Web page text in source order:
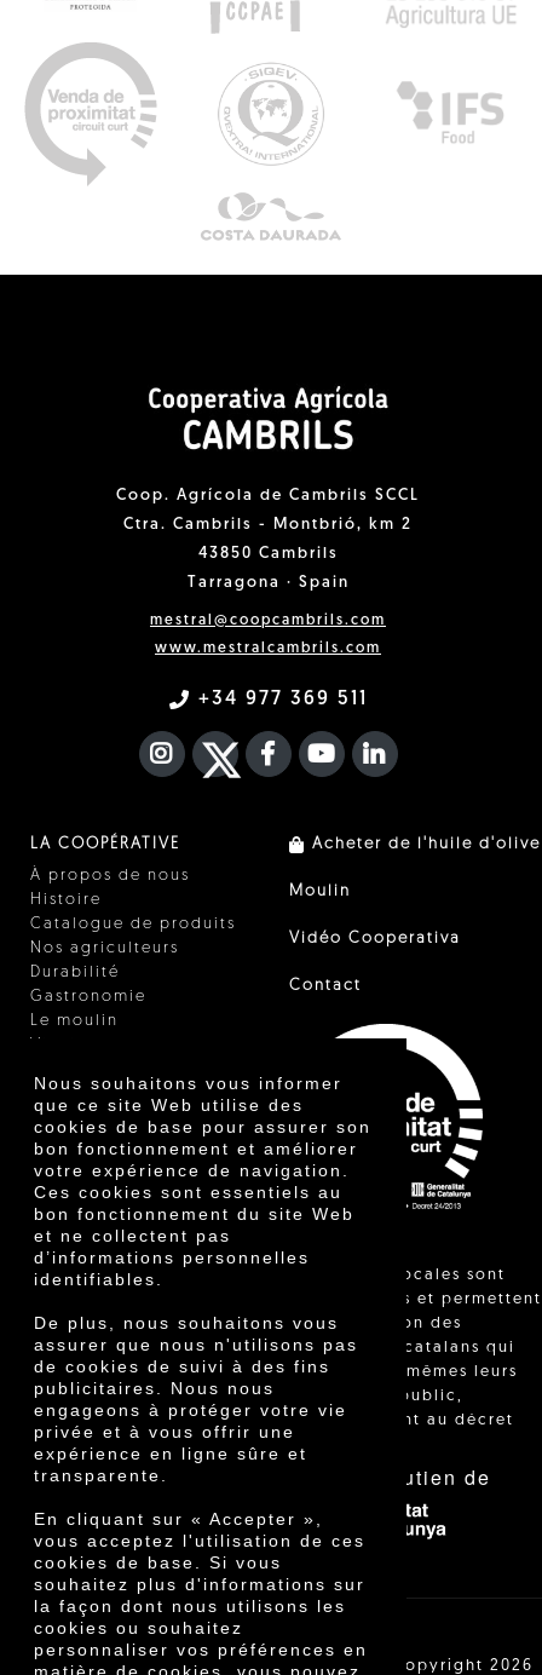
Nous souhaitons vous informer
que ce site Web utilise des
cookies de base pour assurer son
bon fonctionnement et améliorer
votre expérience de navigation.
Ces cookies sont essentiels au
bon fonctionnement du site Web
et ne collectent pas
d’informations personnelles
identifiables.
De plus, nous souhaitons vous
assurer que nous n'utilisons pas
de cookies de suivi à des fins
publicitaires. Nous nous
engageons à protéger votre vie
privée et à vous offrir une
expérience en ligne sûre et
transparente.
En cliquant sur « Accepter »,
vous acceptez l'utilisation de ces
cookies de base. Si vous
souhaitez plus d'informations sur
la façon dont nous utilisons les
cookies ou souhaitez
personnaliser vos préférences en
Coop. Agrícola de Cambrils SCCL
Ctra. Cambrils - Montbrió, km 2
43850 Cambrils
Tarragona · Spain
mestral@coopcambrils.com
www.mestralcambrils.com
+34 977 369 511
INSTAGRAM
TWITTER
FACEBOOK F
YOUTUBEFA LINKEDIN
LA COOPÉRATIVE
À propos de nous
Histoire
Catalogue de produits
Nos agriculteurs
Durabilité
Gastronomie
Le moulin
Certificats
Prix
Innovation
Acheter de l'huile d'olive
Moulin
Vidéo Cooperativa
Contact
"Les ventes locales sont
réglementées et permettent
l'identification des
agriculteurs catalans qui
vendent eux-mêmes leurs
produits au public,
conformément au décret
Avec le soutien de
Cooperativa Agrícola de Cambrils SCCL | Copyright 2026